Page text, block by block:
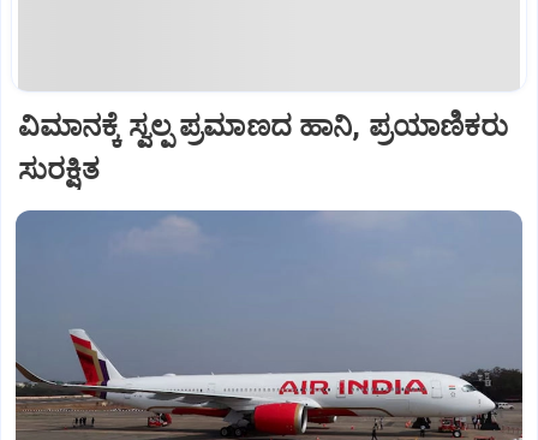
ವಿಮಾನಕ್ಕೆ ಸ್ವಲ್ಪ ಪ್ರಮಾಣದ ಹಾನಿ, ಪ್ರಯಾಣಿಕರು
ಸುರಕ್ಷಿತ